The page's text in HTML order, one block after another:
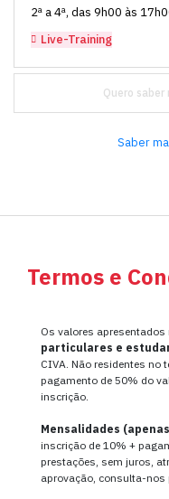
2ª a 4ª, das 9h00 às
Live-Training
Quero saber
Saber
Termos e
Os valores apresentados
particulares e
CIVA. Não residentes no
pagamento de 50% do
inscrição.
Mensalidades
inscrição de 10% +
prestações, sem juros,
aprovação, consulta-